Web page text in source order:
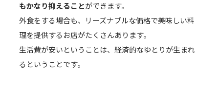
もかなり抑えることができます。
外食をする場合も、リーズナブルな価格で美味しい料
理を提供するお店がたくさんあります。
生活費が安いということは、経済的なゆとりが生まれ
るということです。